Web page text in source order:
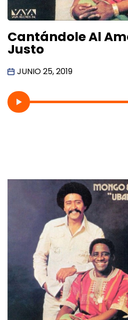
Cantándole Al
Justo
JUNIO 25, 2019